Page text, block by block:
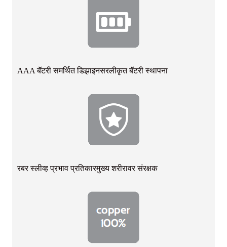
AAA बॅटरी समर्थित डिझाइनसरलीकृत बॅटरी स्थापना
रबर स्लीव्ह प्रभाव प्रतिकारमुख्य शरीरावर संरक्षक